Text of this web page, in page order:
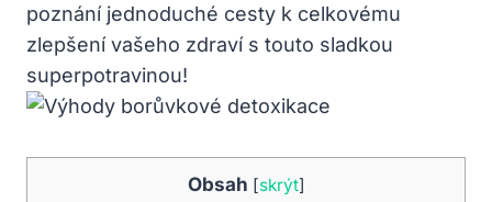
poznání⁢ jednoduché cesty k ‌celkovému
zlepšení ‌vašeho zdraví s touto sladkou
superpotravinou!
Obsah [skrýt]